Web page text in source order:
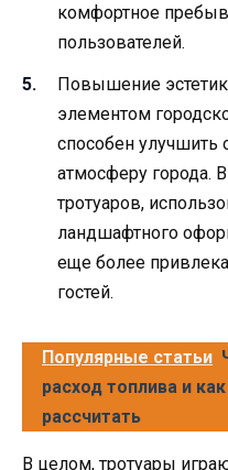
комфортное
пользователей.
Повышение
элементом
способен
атмосферу города.
тротуаров,
ландшафтного
еще более
гостей.
Популярные статьи
расход топлива и
рассчитать
В целом, тротуары